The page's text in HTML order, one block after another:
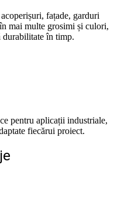
fațade, garduri
mai multe grosimi și culori,
durabilitate în timp.
pentru aplicații industriale,
fiecărui proiect.